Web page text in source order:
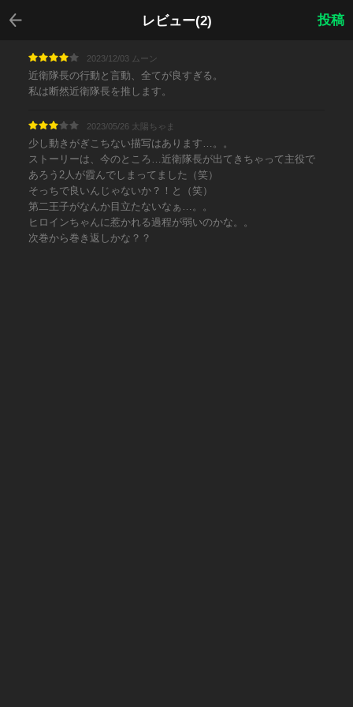
レビュー(2)
戻る
投稿
2023/12/03 ムーン
近衛隊長の行動と言動、全てが良すぎる。
私は断然近衛隊長を推します。
2023/05/26 太陽ちゃま
少し動きがぎこちない描写はあります…。。
ストーリーは、今のところ…近衛隊長が出てきちゃって主役で
あろう2人が霞んでしまってました（笑）
そっちで良いんじゃないか？！と（笑）
第二王子がなんか目立たないなぁ…。。
ヒロインちゃんに惹かれる過程が弱いのかな。。
次巻から巻き返しかな？？